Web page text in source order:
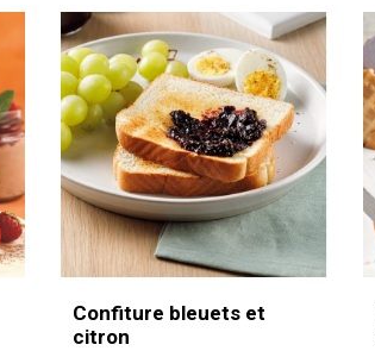
Confiture bleuets et
citron